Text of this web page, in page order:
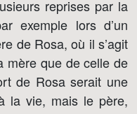
reprises par la
exemple lors d’un
de Rosa, où il s’agit
mère que de celle de
de Rosa serait une
la vie, mais le père,